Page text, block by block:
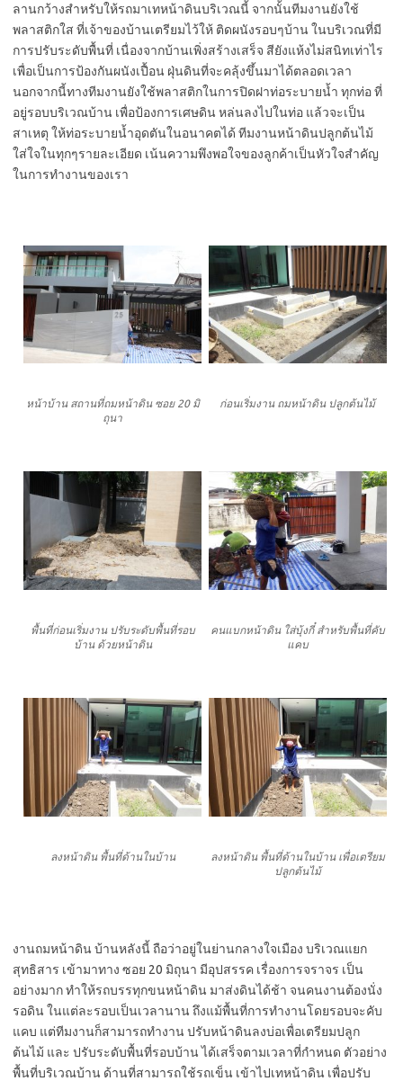
ลานกว้างสำหรับให้รถมาเทหน้าดินบริเวณนี้ จากนั้นทีมงานยังใช้
พลาสติกใส ที่เจ้าของบ้านเตรียมไว้ให้ ติดผนังรอบๆบ้าน ในบริเวณที่มี
การปรับระดับพื้นที่ เนื่องจากบ้านเพิ่งสร้างเสร็จ สียังแห้งไม่สนิทเท่าไร
เพื่อเป็นการป้องกันผนังเปื้อน ฝุ่นดินที่จะคลุ้งขึ้นมาได้ตลอดเวลา
นอกจากนี้ทางทีมงานยังใช้พลาสติกในการปิดฝาท่อระบายน้ำ ทุกท่อ ที่
อยู่รอบบริเวณบ้าน เพื่อป้องการเศษดิน หล่นลงไปในท่อ แล้วจะเป็น
สาเหตุ ให้ท่อระบายน้ำอุดตันในอนาคตได้ ทีมงานหน้าดินปลูกต้นไม้
ใส่ใจในทุกๆรายละเอียด เน้นความพึงพอใจของลูกค้าเป็นหัวใจสำคัญ
ในการทำงานของเรา
หน้าบ้าน สถานที่ถมหน้าดิน ซอย 20 มิ
ถุนา
ก่อนเริ่มงาน ถมหน้าดิน ปลูกต้นไม้
พื้นที่ก่อนเริ่มงาน ปรับระดับพื้นที่รอบ
บ้าน ด้วยหน้าดิน
คนแบกหน้าดิน ใส่บุ้งกี๋ สำหรับพื้นที่คับ
แคบ
ลงหน้าดิน พื้นที่ด้านในบ้าน
ลงหน้าดิน พื้นที่ด้านในบ้าน เพื่อเตรียม
ปลูกต้นไม้
งานถมหน้าดิน บ้านหลังนี้ ถือว่าอยู่ในย่านกลางใจเมือง บริเวณแยก
สุทธิสาร เข้ามาทาง ซอย 20 มิถุนา มีอุปสรรค เรื่องการจราจร เป็น
อย่างมาก ทำให้รถบรรทุกขนหน้าดิน มาส่งดินได้ช้า จนคนงานต้องนั่ง
รอดิน ในแต่ละรอบเป็นเวลานาน ถึงแม้พื้นที่การทำงานโดยรอบจะคับ
แคบ แต่ทีมงานก็สามารถทำงาน ปรับหน้าดินลงบ่อเพื่อเตรียมปลูก
ต้นไม้ และ ปรับระดับพื้นที่รอบบ้าน ได้เสร็จตามเวลาที่กำหนด ตัวอย่าง
พื้นที่บริเวณบ้าน ด้านที่สามารถใช้รถเข็น เข้าไปเทหน้าดิน เพื่อปรับ